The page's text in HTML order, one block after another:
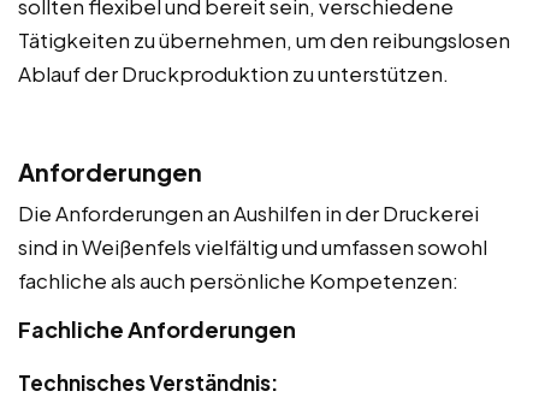
sollten flexibel und bereit sein, verschiedene
Tätigkeiten zu übernehmen, um den reibungslosen
Ablauf der Druckproduktion zu unterstützen.
Anforderungen
Die Anforderungen an Aushilfen in der Druckerei
sind in Weißenfels vielfältig und umfassen sowohl
fachliche als auch persönliche Kompetenzen:
Fachliche Anforderungen
Technisches Verständnis: